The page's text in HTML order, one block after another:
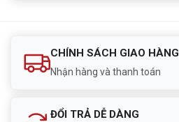
CHÍNH SÁCH GIAO HÀNG
Nhận hàng và thanh toán
ĐỔI TRẢ DỄ DÀNG